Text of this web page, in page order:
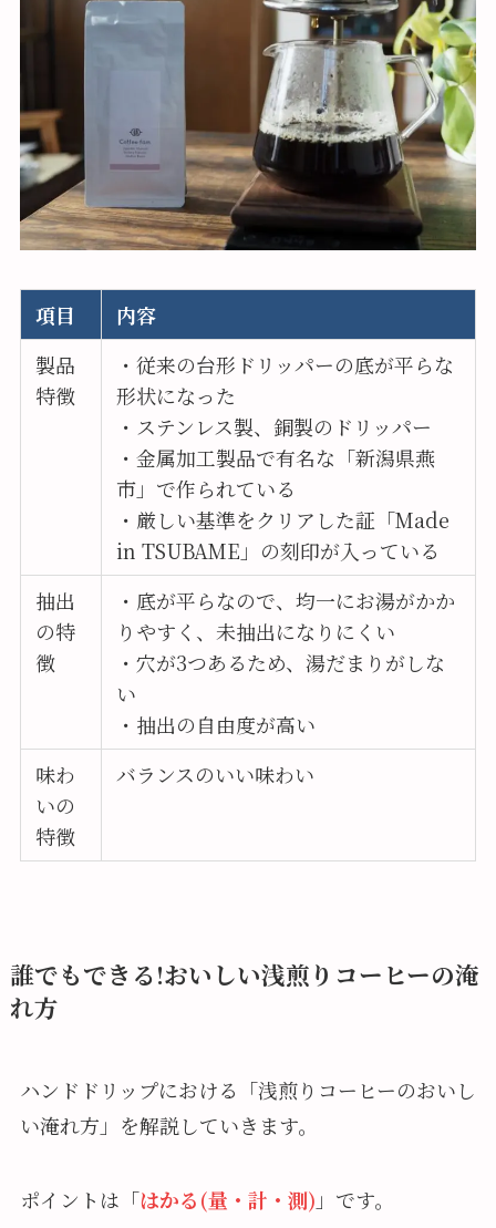
項目
内容
製品
特徴
・従来の台形ドリッパーの底が平らな
形状になった
・ステンレス製、銅製のドリッパー
・金属加工製品で有名な「新潟県燕
市」で作られている
・厳しい基準をクリアした証「Made
in TSUBAME」の刻印が入っている
抽出
の特
徴
・底が平らなので、均一にお湯がかか
りやすく、未抽出になりにくい
・穴が3つあるため、湯だまりがしな
い
・抽出の自由度が高い
味わ
いの
特徴
バランスのいい味わい
誰でもできる!おいしい浅煎りコーヒーの淹
れ方
ハンドドリップにおける「浅煎りコーヒーのおいし
い淹れ方」を解説していきます。
ポイントは「はかる(量・計・測) 」です。